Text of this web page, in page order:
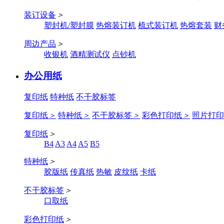
装订设备 ＞
塑封机/塑封膜 热熔装订机 梳式装订机 热熔套装 财
周边产品 ＞
收银机 酒精测试仪 点钞机
办公用纸
复印纸 特种纸 不干胶标签
复印纸 ＞ 特种纸 ＞ 不干胶标签 ＞ 彩色打印纸 ＞ 照片打
复印纸 ＞
B4 A3 A4 A5 B5
特种纸 ＞
胶版纸 传真纸 热敏 皮纹纸 卡纸
不干胶标签 ＞
口取纸
彩色打印纸 ＞